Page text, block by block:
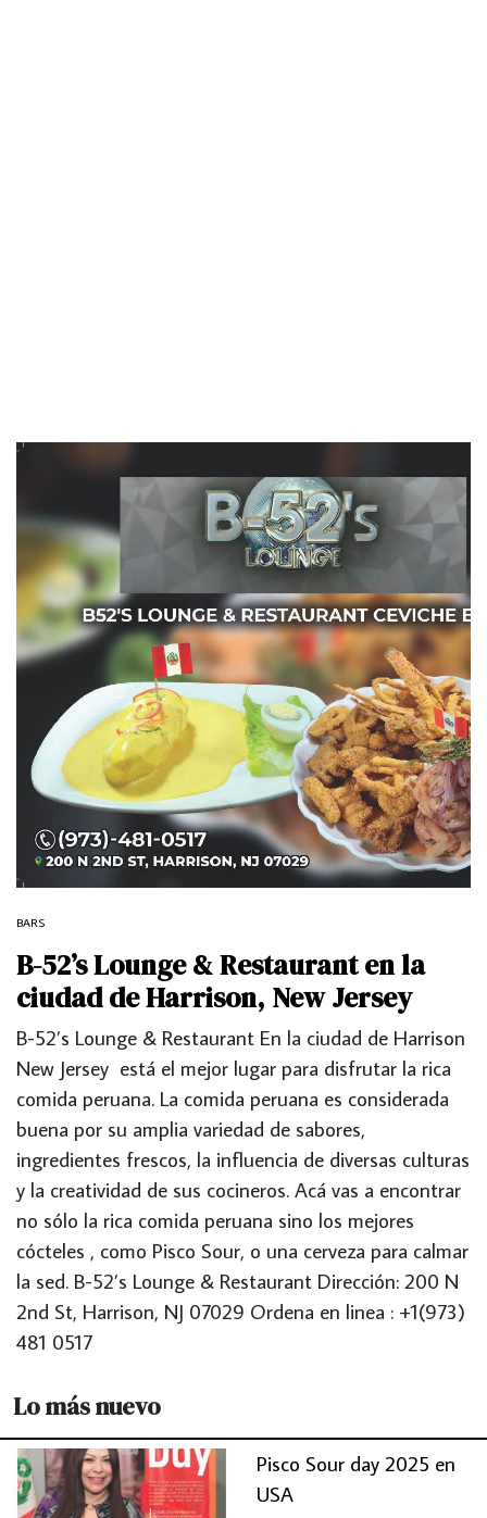
BARS
B-52’s Lounge & Restaurant en la
ciudad de Harrison, New Jersey
B-52’s Lounge & Restaurant En la ciudad de Harrison
New Jersey está el mejor lugar para disfrutar la rica
comida peruana. La comida peruana es considerada
buena por su amplia variedad de sabores,
ingredientes frescos, la influencia de diversas culturas
y la creatividad de sus cocineros. Acá vas a encontrar
no sólo la rica comida peruana sino los mejores
cócteles , como Pisco Sour, o una cerveza para calmar
la sed. B-52’s Lounge & Restaurant Dirección: 200 N
2nd St, Harrison, NJ 07029 Ordena en linea : +1(973)
481 0517
Lo más nuevo
Pisco Sour day 2025 en
USA